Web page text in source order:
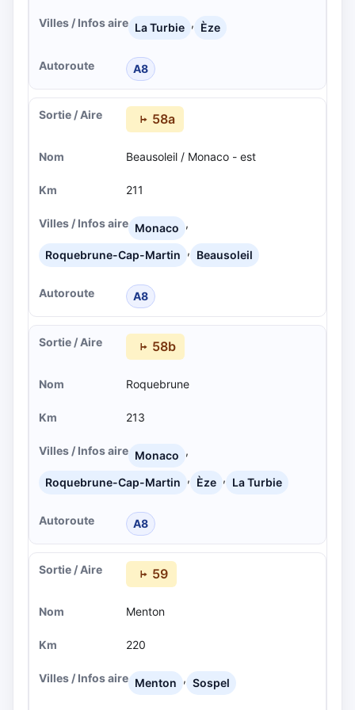
La Turbie , Èze
A8
58a
Beausoleil / Monaco - est
211
Monaco ,
Roquebrune-Cap-Martin , Beausoleil
A8
58b
Roquebrune
213
Monaco ,
Roquebrune-Cap-Martin , Èze , La Turbie
A8
59
Menton
220
Menton , Sospel